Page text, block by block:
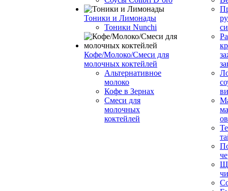
Тоники и Лимонады
Тоники Nunchi
Кофе/Молоко/Смеси для
молочных коктейлей
Альтернативное
молоко
Кофе в Зернах
Смеси для
молочных
коктейлей